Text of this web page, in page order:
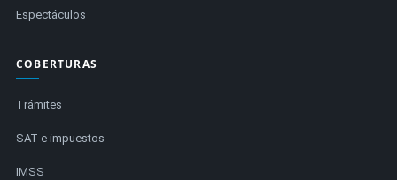
Espectáculos
COBERTURAS
Trámites
SAT e impuestos
IMSS